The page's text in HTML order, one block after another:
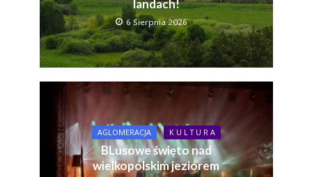
landach!
6 Sierpnia 2026
AGLOMERACJA K U L T U R A
BLusowe święto nad
wielkopolskim jeziorem